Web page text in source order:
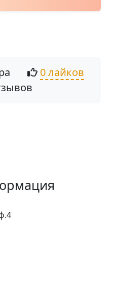
0 лайков